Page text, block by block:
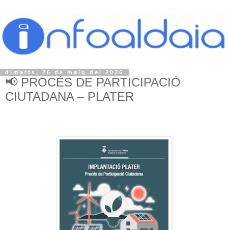
dimarts, 26 de maig del 2026
📢 PROCÉS DE PARTICIPACIÓ
CIUTADANA – PLATER